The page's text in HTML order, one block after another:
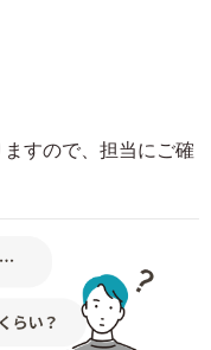
すので、担当にご確